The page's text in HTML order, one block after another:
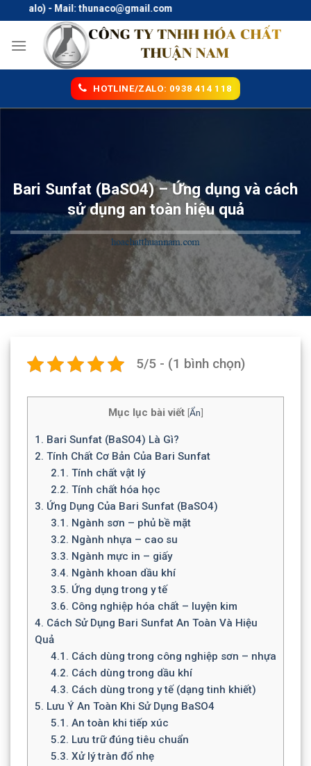
to
content
- Mail: thunaco@gmail.com
HOTLINE/ZALO: 0938 414 118
Bari Sunfat (BaSO4) – Ứng dụng và cách
sử dụng an toàn hiệu quả
5/5 - (1 bình chọn)
Mục lục bài viết [Ẩn]
1. Bari Sunfat (BaSO4) Là Gì?
2. Tính Chất Cơ Bản Của Bari Sunfat
2.1. Tính chất vật lý
2.2. Tính chất hóa học
3. Ứng Dụng Của Bari Sunfat (BaSO4)
3.1. Ngành sơn – phủ bề mặt
3.2. Ngành nhựa – cao su
3.3. Ngành mực in – giấy
3.4. Ngành khoan dầu khí
3.5. Ứng dụng trong y tế
3.6. Công nghiệp hóa chất – luyện kim
4. Cách Sử Dụng Bari Sunfat An Toàn Và Hiệu
Quả
4.1. Cách dùng trong công nghiệp sơn – nhựa
4.2. Cách dùng trong dầu khí
4.3. Cách dùng trong y tế (dạng tinh khiết)
5. Lưu Ý An Toàn Khi Sử Dụng BaSO4
5.1. An toàn khi tiếp xúc
5.2. Lưu trữ đúng tiêu chuẩn
5.3. Xử lý tràn đổ nhẹ